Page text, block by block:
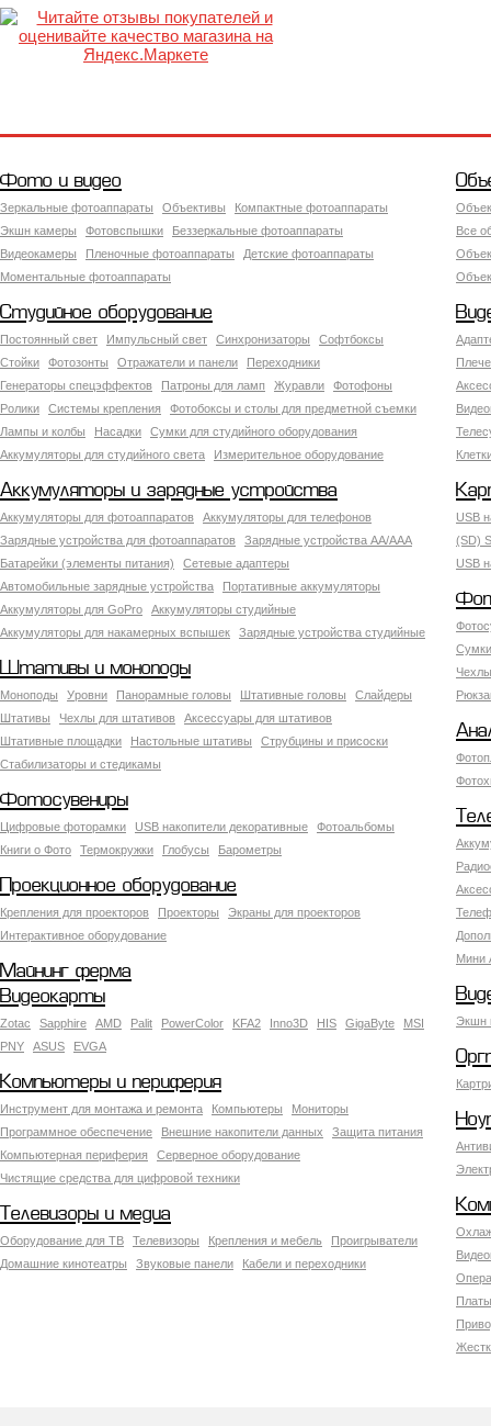
Фото и видео
Зеркальные фотоаппараты Объективы
Компактные фотоаппараты
Экшн камеры
Фотовспышки
Беззеркальные фотоаппараты
Видеокамеры
Пленочные фотоаппараты
Детские фотоаппараты
Моментальные фотоаппараты
Все
Студийное оборудование
Постоянный свет Импульсный свет Синхронизаторы
Софтбоксы
Стойки
Фотозонты Отражатели и панели
Переходники
Генераторы спецэффектов
Патроны для ламп Журавли
Фотофоны
Ролики
Системы крепления
Фотобоксы и столы для предметной съемки
Лампы и колбы
Насадки
Сумки для студийного оборудования
Аккумуляторы для студийного света
Измерительное оборудование
Аккумуляторы и зарядные устройства
Аккумуляторы для фотоаппаратов
Аккумуляторы для телефонов
Зарядные устройства для фотоаппаратов
Зарядные устройства AA/AAA
Батарейки (элементы питания)
Сетевые адаптеры
Автомобильные зарядные устройства
Портативные аккумуляторы
Аккумуляторы для GoPro
Аккумуляторы студийные
Аккумуляторы для накамерных вспышек
Зарядные устройства студийные
USB
(SD)
USB
Штативы и моноподы
Моноподы Уровни Панорамные головы Штативные головы
Слайдеры
Штативы
Чехлы для штативов
Аксессуары для штативов
Штативные площадки
Настольные штативы
Струбцины и присоски
Стабилизаторы и стедикамы
Фотосувениры
Цифровые фоторамки USB накопители декоративные
Фотоальбомы
Книги о Фото
Термокружки Глобусы Барометры
Мини
Проекционное оборудование
Крепления для проекторов Проекторы
Экраны для проекторов
Интерактивное оборудование
Майнинг ферма
Экшн
Видеокарты
Zotac Sapphire AMD Palit PowerColor KFA2 Inno3D HIS GigaByte
MSI
PNY
ASUS EVGA
Компьютеры и периферия
Инструмент для монтажа и ремонта Компьютеры
Мониторы
Программное обеспечение
Внешние накопители данных
Защита питания
Компьютерная периферия
Серверное оборудование
Чистящие средства для цифровой техники
Телевизоры и медиа
Оборудование для ТВ Телевизоры Крепления и мебель
Проигрыватели
Домашние кинотеатры
Звуковые панели Кабели и переходники